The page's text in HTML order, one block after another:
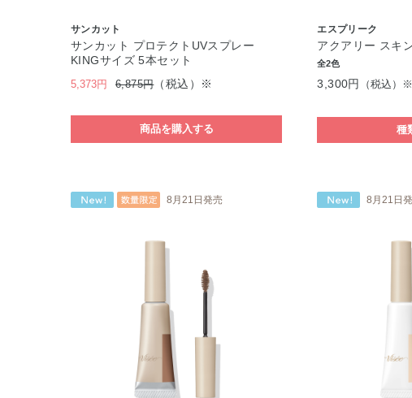
サンカット
サンカット プロテクトUVスプレー
KINGサイズ 5本セット
5,373円 6,875円（税込）※
商品を購入する
エスプリーク
アクアリー スキ
全2色
3,300円 （税込）※
種
8月21日発売 8月21日